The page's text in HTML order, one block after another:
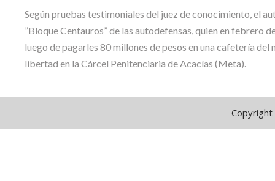
Según pruebas testimoniales del juez de conocimiento, el
”Bloque Centauros” de las autodefensas, quien en febrero
luego de pagarles 80 millones de pesos en una cafetería
libertad en la Cárcel Penitenciaria de Acacías (Meta).
Copyright